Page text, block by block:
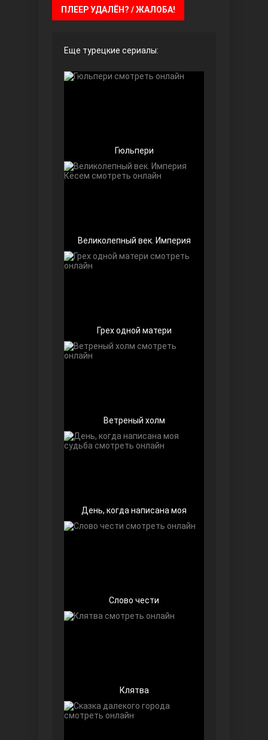
Безграничная любовь
Красивее, чем ты
Дочь посла
ПЛЕЕР УДАЛЁН? / ЖАЛОБА!
Еще турецкие сериалы:
Гюльпери
Великолепный век. Империя
Грех одной матери
Ветреный холм
День, когда написана моя
Слово чести
Клятва